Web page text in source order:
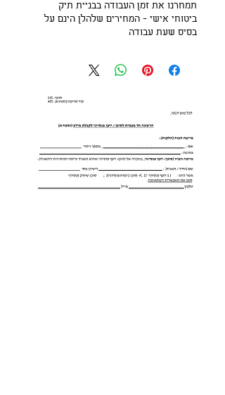
תמחרנו את זמן העבודה בבניית תיק
ביטוחי אישי - המחירים שלהלן הינם על
בסיס שעת עבודה